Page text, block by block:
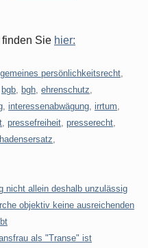
finden Sie hier:
persönlichkeitsrecht
bgb bgh ehrenschutz
interessenabwägung irrtum
pressefreiheit presserecht
nicht allein deshalb unzulässig
objektiv keine ausreichenden
als "Transe" ist